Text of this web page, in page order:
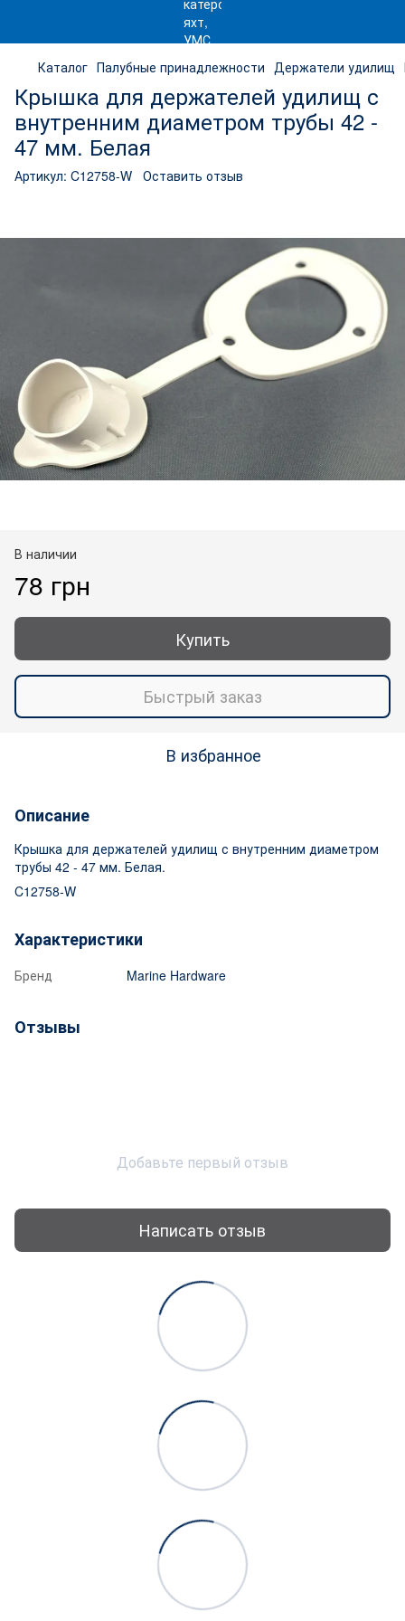
Каталог Палубные принадлежности Держатели удилищ
Крышка для держателей удилищ с
внутренним диаметром трубы 42 -
47 мм. Белая
Артикул: C12758-W Оставить отзыв
В наличии
78 грн
Купить
Быстрый заказ
В избранное
Описание
Крышка для держателей удилищ с внутренним диаметром
трубы 42 - 47 мм. Белая.
C12758-W
Характеристики
Бренд Marine Hardware
Отзывы
Добавьте первый отзыв
Написать отзыв